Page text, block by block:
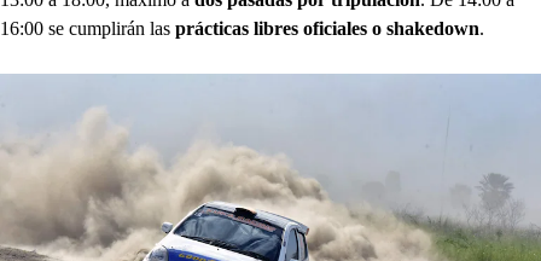
16:00 se cumplirán las prácticas libres oficiales o shakedown.